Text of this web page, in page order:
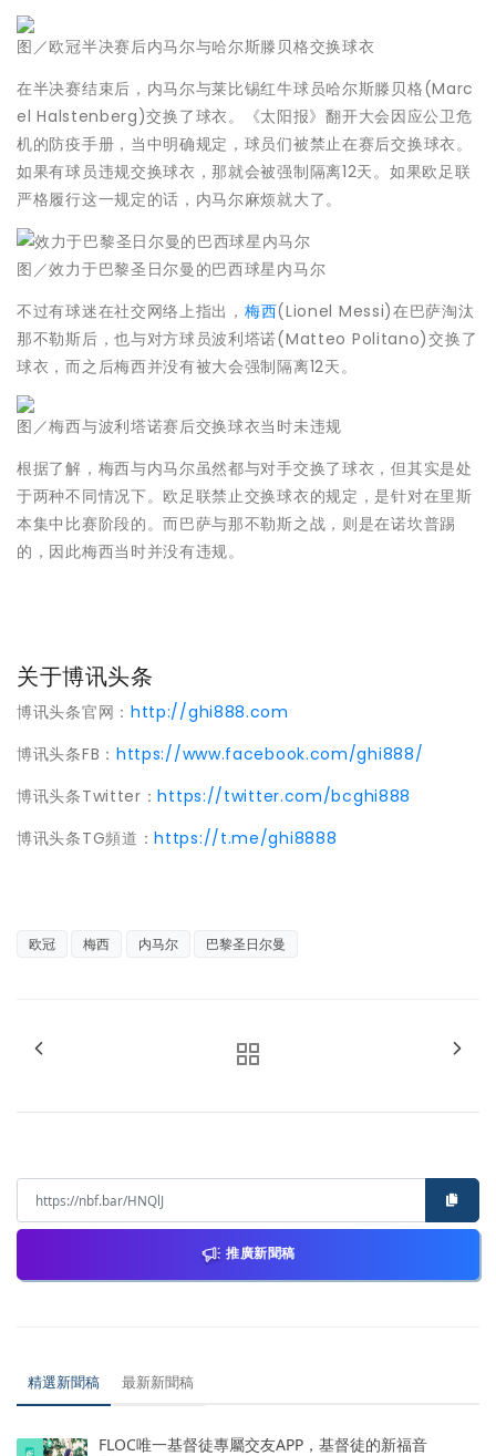
图／欧冠半决赛后内马尔与哈尔斯滕贝格交换球衣
在半决赛结束后，内马尔与莱比锡红牛球员哈尔斯滕贝格(Marc
el Halstenberg)交换了球衣。《太阳报》翻开大会因应公卫危
机的防疫手册，当中明确规定，球员们被禁止在赛后交换球衣。
如果有球员违规交换球衣，那就会被强制隔离12天。如果欧足联
严格履行这一规定的话，内马尔麻烦就大了。
图／效力于巴黎圣日尔曼的巴西球星内马尔
不过有球迷在社交网络上指出， 梅西(Lionel Messi)在巴萨淘汰
那不勒斯后，也与对方球员波利塔诺(Matteo Politano)交换了
球衣，而之后梅西并没有被大会强制隔离12天。
图／梅西与波利塔诺赛后交换球衣当时未违规
根据了解，梅西与内马尔虽然都与对手交换了球衣，但其实是处
于两种不同情况下。欧足联禁止交换球衣的规定，是针对在里斯
本集中比赛阶段的。而巴萨与那不勒斯之战，则是在诺坎普踢
的，因此梅西当时并没有违规。
关于博讯头条
博讯头条官网： http://ghi888.com
博讯头条FB： https://www.facebook.com/ghi888/
博讯头条Twitter：https://twitter.com/bcghi888
博讯头条TG頻道：https://t.me/ghi8888
欧冠 梅西 内马尔 巴黎圣日尔曼
推廣新聞稿
精選新聞稿 最新新聞稿
FLOC唯一基督徒專屬交友APP，基督徒的新福音